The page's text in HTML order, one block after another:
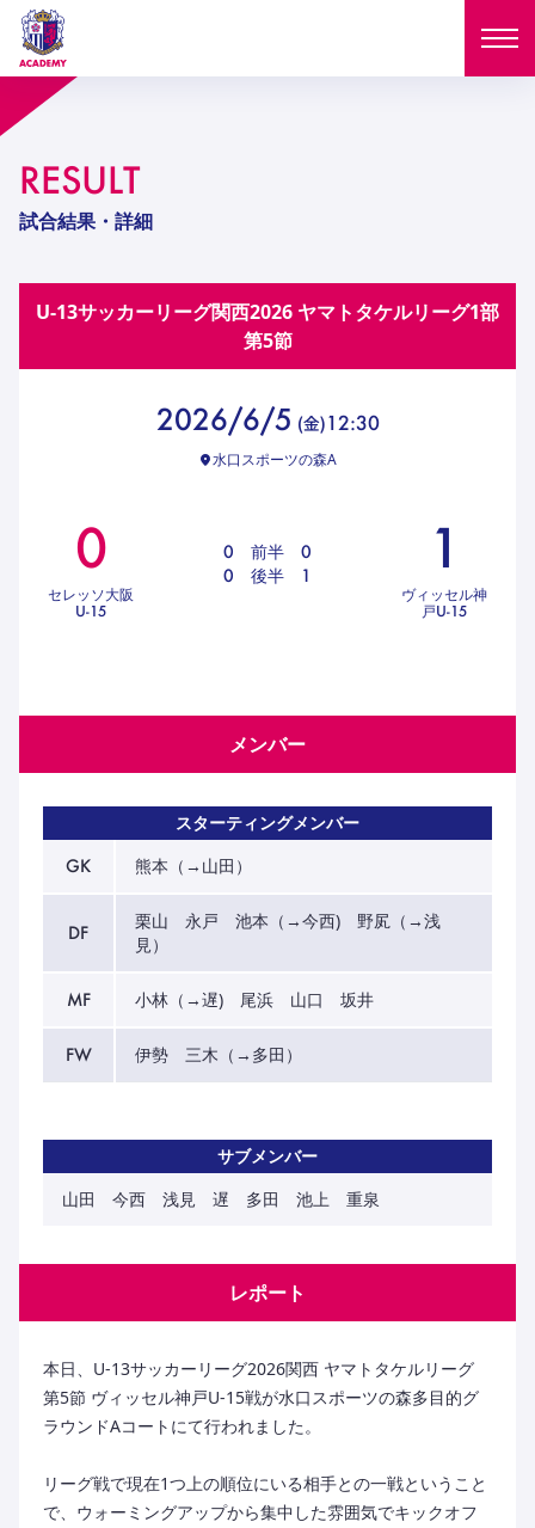
ニュース
U-18 U-15
ガールズU-18
試合日程
MATCH
試合日程
和歌山U-15
ガールズU-15
PLAYERS
U-15
ガールズU-18
アカデミー
ハナサカクラブ
RESULT
試合結果・詳細
U-13サッカーリーグ関⻄2026 ヤマトタケルリーグ1部
第5節
2026/6/5 (金)12:30
水口スポーツの森A
0
セレッソ大阪
U-15
0 前半
0
0
後半 1 1
ヴィッセル神
戸U-15
メンバー
スターティングメンバー
GK
熊本（→山田）
DF
栗山 永戸 池本（→今西) 野㞍（→浅
見）
MF 小林（→遅) 尾浜 山口 坂井
FW 伊勢 三木（→多田）
サブメンバー
山田 今西 浅見 遅 多田 池上 重泉
レポート
本日、U-13サッカーリーグ2026関西 ヤマトタケルリーグ
第5節 ヴィッセル神戸U-15戦が水口スポーツの森多目的グ
ラウンドAコートにて行われました。
リーグ戦で現在1つ上の順位にいる相手との一戦ということ
で、ウォーミングアップから集中した雰囲気でキックオフ